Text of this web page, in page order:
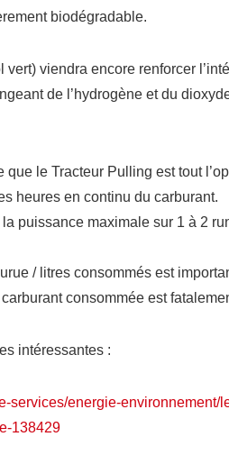
biodégradable.
vert) viendra encore renforcer
de l’hydrogène et du
le Tracteur Pulling est tout
heures en continu du carburant.
puissance maximale sur 1 à 2
/ litres consommés est
consommée est
intéressantes :
services/energie-environnement/
138429